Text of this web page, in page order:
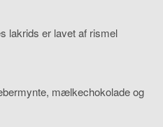
lakrids er lavet af rismel
mælkechokolade og